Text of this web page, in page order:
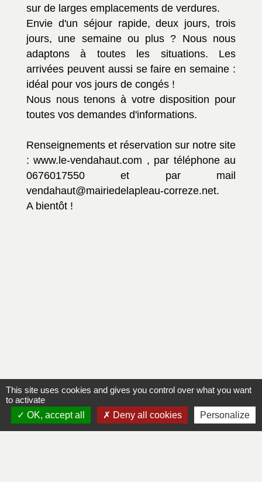
sur de larges emplacements de verdures.
Envie d'un séjour rapide, deux jours, trois
jours, une semaine ou plus ? Nous nous
adaptons à toutes les situations. Les
arrivées peuvent aussi se faire en semaine :
idéal pour vos jours de congés !
Nous nous tenons à votre disposition pour
toutes vos demandes d'informations.
Renseignements et réservation sur notre site
:www.le-vendahaut.com , par téléphone au
0676017550 et par mail
vendahaut@mairiedelapleau-correze.net.
A bientôt !
This site uses cookies and gives you control over what you want
to activate
OK, accept all
Deny all cookies Personalize